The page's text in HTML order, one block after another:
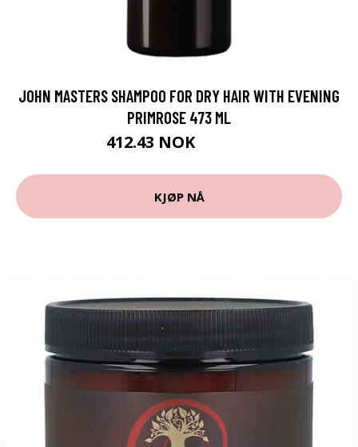
JOHN MASTERS SHAMPOO FOR DRY HAIR WITH EVENING
PRIMROSE 473 ML
412.43 NOK
KJØP NÅ